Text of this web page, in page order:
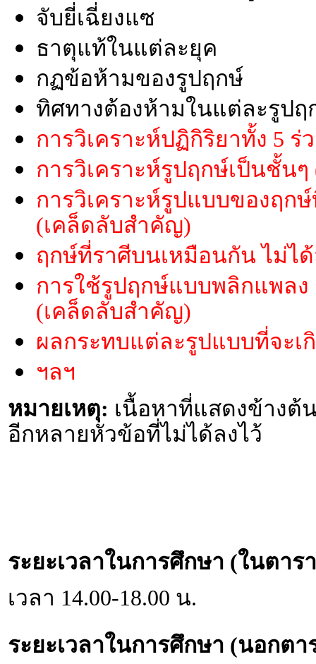
จับยี่เฉี่ยงแซ
ธาตุแท้ในแต่ละยุค
กฏข้อห้ามของรูปฤกษ์
ทิศทางต้องห้ามในแต่ละรูปฤ
การวิเคราะห์ปฏิกิริยาทั้ง 5
การวิเคราะห์รูปฤกษ์เป็นชั้น
การวิเคราะห์รูปแบบของฤ
(เคล็ดลับสำคัญ)
ฤกษ์ที่ราศีบนเหมือนกัน ไม่ไ
การใช้รูปฤกษ์แบบพลิกแพล
(เคล็ดลับสำคัญ)
ผลกระทบแต่ละรูปแบบที่จะ
ฯลฯ
หมายเหตุ: เนื้อหาที่แสดงข้างต้
อีกหลายหัวข้อที่ไม่ได้ลงไว้
ระยะเวลาในการศึกษา (ในตาร
เวลา 14.00-18.00 น.
ระยะเวลาในการศึกษา (นอกตา